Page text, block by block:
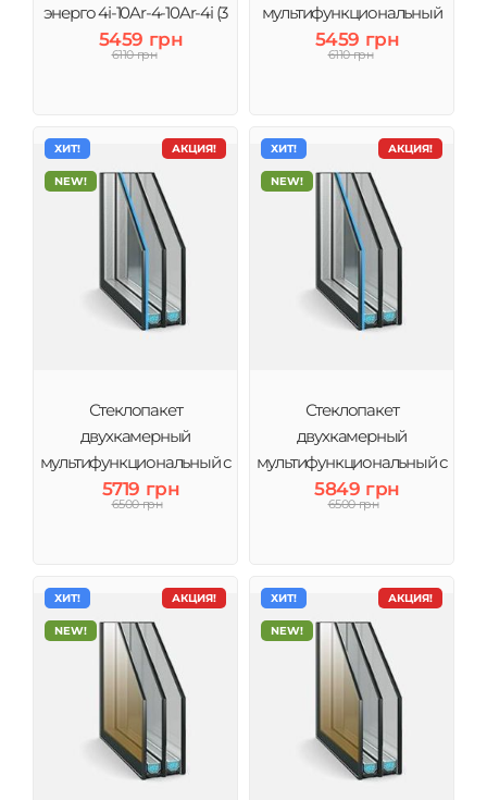
энерго 4і-10Ar-4-10Ar-4i (3
стекла) Виконт
5459 грн
6110 грн
мультифункциональный
4MG-10-4-10-4 (3 стекла)
Виконт
5459 грн
6110 грн
АКЦИЯ!
ХИТ!
NEW!
Стеклопакет
двухкамерный
мультифункциональный с
энерго 4MG-10-4-10-4i (3
стекла) Виконт
5719 грн
6500 грн
АКЦИЯ!
ХИТ!
NEW!
Стеклопакет
двухкамерный
мультифункциональный с
энерго и аргоном 4MG-10-
4-10Ar-4і (3 стекла) Виконт
5849 грн
6500 грн
АКЦИЯ!
ХИТ!
NEW!
АКЦИЯ!
ХИТ!
NEW!